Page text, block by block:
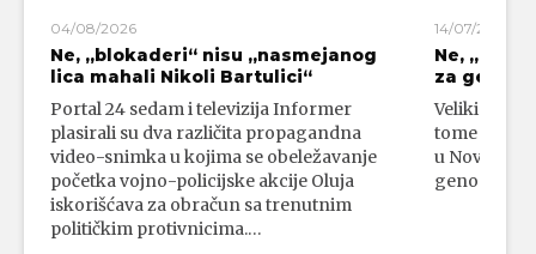
04/08/2026
Ne, „blokaderi“ nisu „nasmejanog
lica mahali Nikoli Bartulici“
Portal 24 sedam i televizija Informer
plasirali su dva različita propagandna
video-snimka u kojima se obeležavanje
početka vojno-policijske akcije Oluja
iskorišćava za obračun sa trenutnim
političkim protivnicima.…
14/07/2026
Ne,
za
Veliki broj
tome da su
u Novom
genocidni